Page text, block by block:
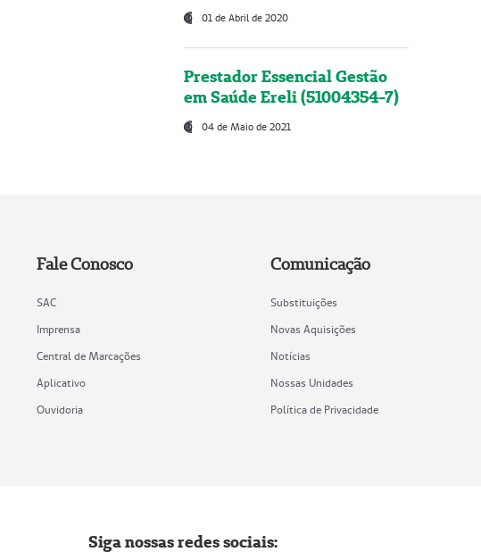
01 de Abril de 2020
Prestador Essencial Gestão
em Saúde Ereli (51004354-7)
04 de Maio de 2021
Fale Conosco
SAC
Imprensa
Central de Marcações
Aplicativo
Ouvidoria
Comunicação
Substituições
Novas Aquisições
Notícias
Nossas Unidades
Política de Privacidade
Siga nossas redes sociais: